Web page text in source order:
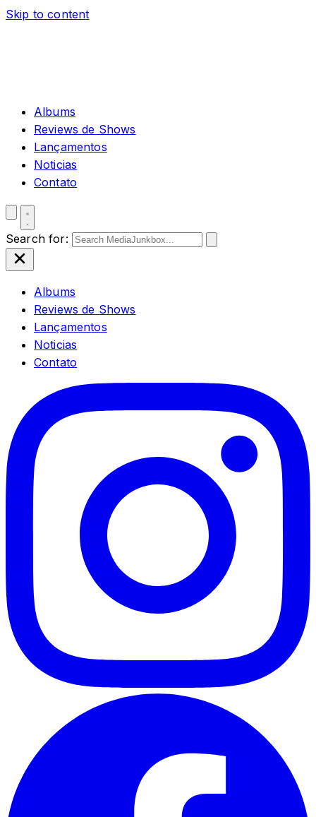
Skip to content
Albums
Reviews de Shows
Lançamentos
Noticias
Contato
Search for:
Albums
Reviews de Shows
Lançamentos
Noticias
Contato